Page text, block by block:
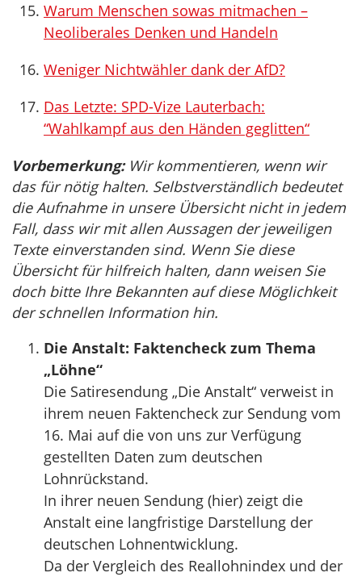
Warum Menschen sowas mitmachen –
Neoliberales Denken und Handeln
Weniger Nichtwähler dank der AfD?
Das Letzte: SPD-Vize Lauterbach:
“Wahlkampf aus den Händen geglitten“
Vorbemerkung:Wir kommentieren, wenn wir
das für nötig halten. Selbstverständlich bedeutet
die Aufnahme in unsere Übersicht nicht in jedem
Fall, dass wir mit allen Aussagen der jeweiligen
Texte einverstanden sind. Wenn Sie diese
Übersicht für hilfreich halten, dann weisen Sie
doch bitte Ihre Bekannten auf diese Möglichkeit
der schnellen Information hin.
Die Anstalt: Faktencheck zum Thema
„Löhne“
Die Satiresendung „Die Anstalt“ verweist in
ihrem neuen Faktencheck zur Sendung vom
16. Mai auf die von uns zur Verfügung
gestellten Daten zum deutschen
Lohnrückstand.
In ihrer neuen Sendung (hier) zeigt die
Anstalt eine langfristige Darstellung der
deutschen Lohnentwicklung.
Da der Vergleich des Reallohnindex und der